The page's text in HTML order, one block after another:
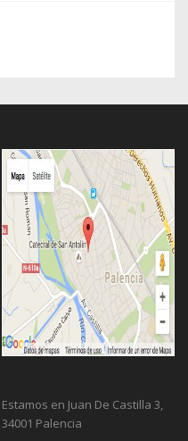
Estamos en Juan De Castilla 3,
34001 Palencia